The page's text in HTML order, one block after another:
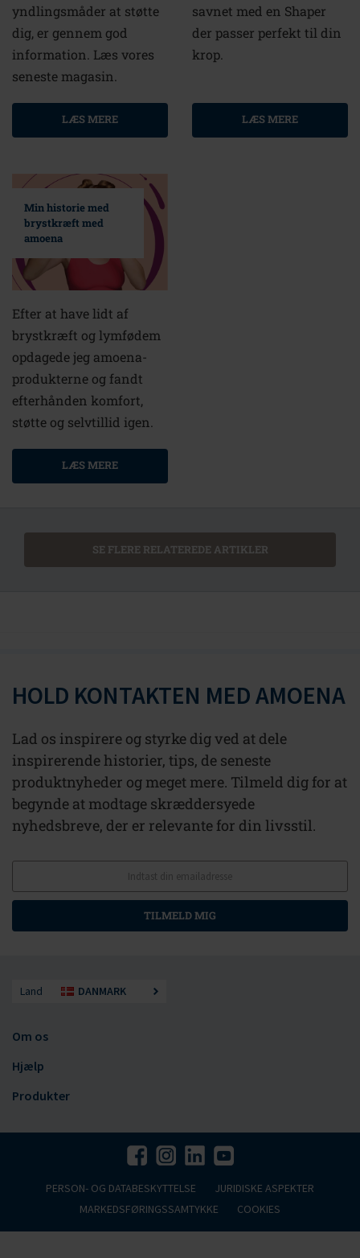
yndlingsmåder at støtte
dig, er gennem god
information. Læs vores
seneste magasin.
LÆS MERE
savnet med en Shaper
der passer perfekt til din
krop.
LÆS MERE
Min historie med
brystkræft med
amoena
Efter at have lidt af
brystkræft og lymfødem
opdagede jeg amoena-
produkterne og fandt
efterhånden komfort,
støtte og selvtillid igen.
LÆS MERE
SE FLERE RELATEREDE ARTIKLER
HOLD KONTAKTEN MED AMOENA
Lad os inspirere og styrke dig ved at dele
inspirerende historier, tips, de seneste
produktnyheder og meget mere. Tilmeld dig for at
begynde at modtage skræddersyede
nyhedsbreve, der er relevante for din livsstil.
TILMELD MIG
Land DANMARK
Om os
Hjælp
Produkter
PERSON- OG DATABESKYTTELSE
JURIDISKE ASPEKTER
MARKEDSFØRINGSSAMTYKKE
COOKIES